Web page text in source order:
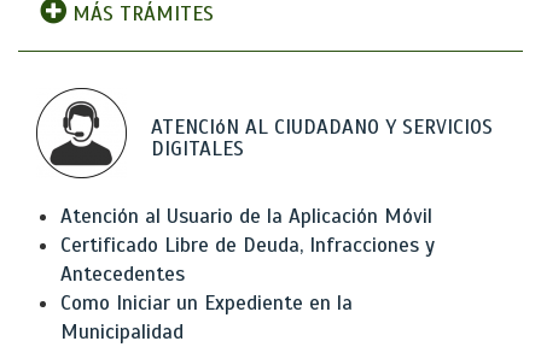
MÁS TRÁMITES
ATENCIóN AL CIUDADANO Y SERVICIOS
DIGITALES
Atención al Usuario de la Aplicación Móvil
Certificado Libre de Deuda, Infracciones y
Antecedentes
Como Iniciar un Expediente en la
Municipalidad